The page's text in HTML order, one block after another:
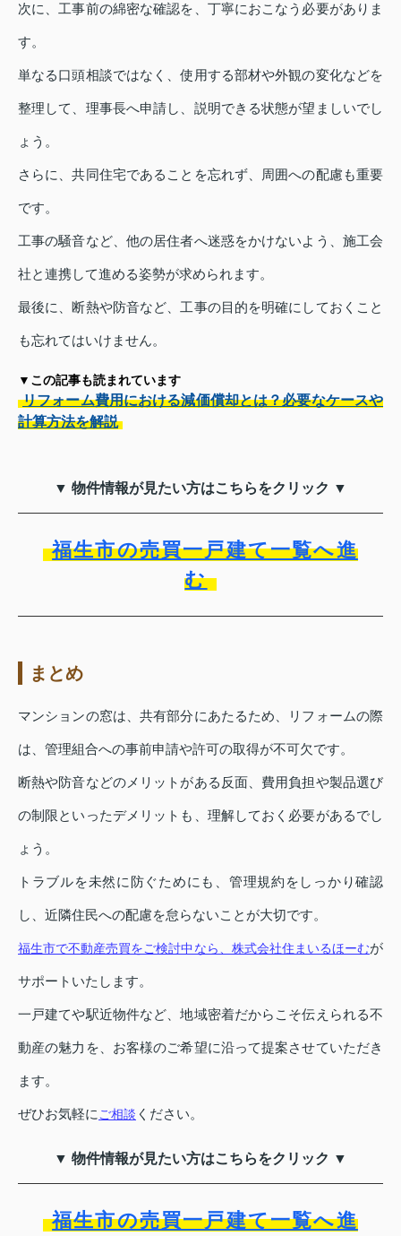
次に、工事前の綿密な確認を、丁寧におこなう必要がありま
す。
単なる口頭相談ではなく、使用する部材や外観の変化などを
整理して、理事長へ申請し、説明できる状態が望ましいでし
ょう。
さらに、共同住宅であることを忘れず、周囲への配慮も重要
です。
工事の騒音など、他の居住者へ迷惑をかけないよう、施工会
社と連携して進める姿勢が求められます。
最後に、断熱や防音など、工事の目的を明確にしておくこと
も忘れてはいけません。
▼この記事も読まれています
リフォーム費用における減価償却とは？必要なケースや
計算方法を解説
▼ 物件情報が見たい方はこちらをクリック ▼
福生市の売買一戸建て一覧へ進
む
まとめ
マンションの窓は、共有部分にあたるため、リフォームの際
は、管理組合への事前申請や許可の取得が不可欠です。
断熱や防音などのメリットがある反面、費用負担や製品選び
の制限といったデメリットも、理解しておく必要があるでし
ょう。
トラブルを未然に防ぐためにも、管理規約をしっかり確認
し、近隣住民への配慮を怠らないことが大切です。
福生市で不動産売買をご検討中なら、株式会社住まいるほーむが
サポートいたします。
一戸建てや駅近物件など、地域密着だからこそ伝えられる不
動産の魅力を、お客様のご希望に沿って提案させていただき
ます。
ぜひお気軽にご相談 ください。
▼ 物件情報が見たい方はこちらをクリック ▼
福生市の売買一戸建て一覧へ進